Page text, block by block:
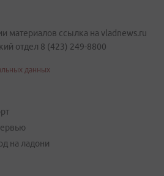
материалов ссылка на vladnews.ru
отдел 8 (423) 249-8800
данных
на ладони